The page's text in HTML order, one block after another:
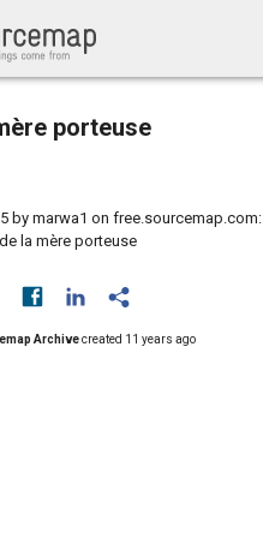
porteuse
by marwa1 on free.sourcemap.com:
la mère porteuse
Archivecreated 11 years ago